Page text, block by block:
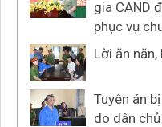
gia CAND
phục vụ
Lời ăn
Tuyên án
do dân